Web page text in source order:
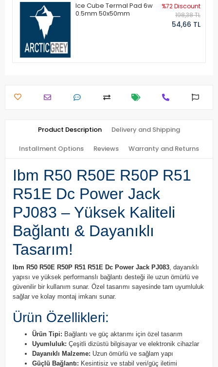
Ice Cube Termal Pad 6w
0.5mm 50x50mm
%72 Discount
198,38 TL
54,66 TL
Product Description Delivery and Shipping
Installment Options Reviews Warranty and Returns
Ibm R50 R50E R50P R51
R51E Dc Power Jack
PJ083 – Yüksek Kaliteli
Bağlantı & Dayanıklı
Tasarım!
Ibm R50 R50E R50P R51 R51E Dc Power Jack PJ083, dayanıklı
yapısı ve yüksek performanslı bağlantı desteği ile uzun ömürlü ve
güvenilir bir kullanım sunar. Özel tasarımı sayesinde tam uyumluluk
sağlar ve kolay montaj imkanı sunar.
Ürün Özellikleri:
Ürün Tipi: Bağlantı ve güç aktarımı için özel tasarım
Uyumluluk: Çeşitli dizüstü bilgisayar ve elektronik cihazlar
Dayanıklı Malzeme: Uzun ömürlü ve sağlam yapı
Güçlü Bağlantı: Kesintisiz ve stabil veri/güç iletimi